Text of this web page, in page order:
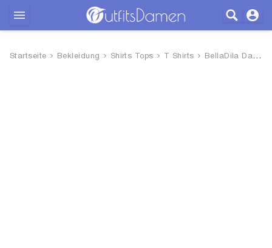
Startseite Bekleidung Shirts Tops T Shirts BellaDila Damen Sommer Locker ...